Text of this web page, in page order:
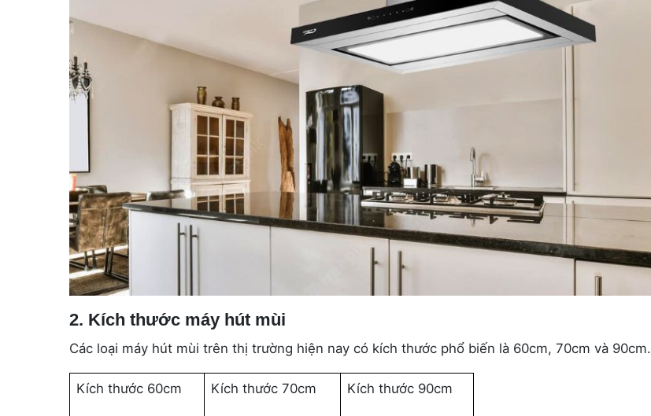
2. Kích thước máy hút mùi
Các loại máy hút mùi trên thị trường hiện nay có kích thước phổ biến là 60cm, 70cm và 90cm.
Kích thước 60cm Kích thước 70cm Kích thước 90cm